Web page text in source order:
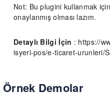
Not: Bu plugini kullanmak
onaylanmış olması lazım.
Detaylı Bilgi İçin : https://
isyeri-pos/e-ticaret-urunleri/
Örnek Demolar